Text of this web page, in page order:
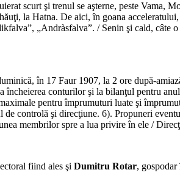
scurt şi trenul se aşterne, peste Vama,
la Hatna. De aici, în goana
„Andràsfalva”. / Senin şi cald, câte
în 17 Faur 1907, la 2 ore după-
conturilor şi la bilanţul pentru
pentru împrumuturi luate şi
controlă şi direcţiune. 6). Propuneri
membrilor spre a lua privire în ele /
fiind ales şi Dumitru Rotar,